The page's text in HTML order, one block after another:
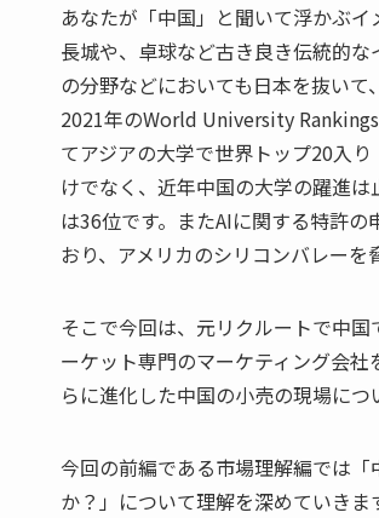
あなたが「中国」と聞いて浮かぶ
長城や、卓球など古き良き伝統的
の分野などにおいても日本を抜いて
2021年のWorld University
てアジアの大学で世界トップ20入
けでなく、近年中国の大学の躍進
は36位です。またAIに関する特許
おり、アメリカのシリコンバレーを
そこで今回は、元リクルートで中
ーケット専門のマーケティング会
らに進化した中国の小売の現場につ
今回の前編である市場理解編では
か？」について理解を深めていき